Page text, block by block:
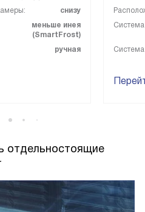
снизу
меньше инея
(SmartFrost)
ручная
отдельностоящие